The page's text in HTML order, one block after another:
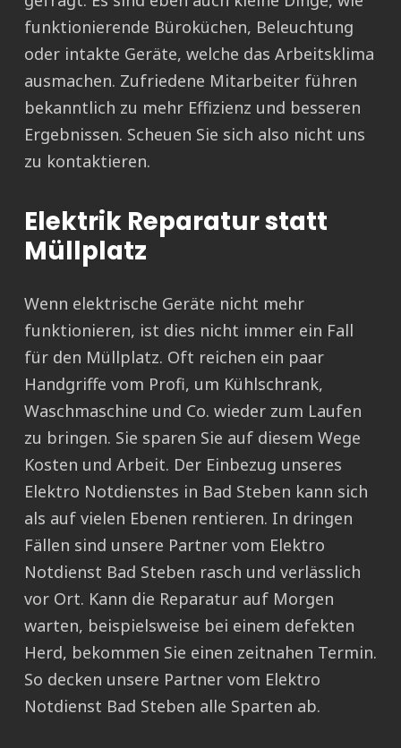
funktionierende Büroküchen, Beleuchtung
oder intakte Geräte, welche das Arbeitsklima
ausmachen. Zufriedene Mitarbeiter führen
bekanntlich zu mehr Effizienz und besseren
Ergebnissen. Scheuen Sie sich also nicht uns
zu kontaktieren.
Elektrik Reparatur statt
Müllplatz
Wenn elektrische Geräte nicht mehr
funktionieren, ist dies nicht immer ein Fall
für den Müllplatz. Oft reichen ein paar
Handgriffe vom Profi, um Kühlschrank,
Waschmaschine und Co. wieder zum Laufen
zu bringen. Sie sparen Sie auf diesem Wege
Kosten und Arbeit. Der Einbezug unseres
Elektro Notdienstes in Bad Steben kann sich
als auf vielen Ebenen rentieren. In dringen
Fällen sind unsere Partner vom Elektro
Notdienst Bad Steben rasch und verlässlich
vor Ort. Kann die Reparatur auf Morgen
warten, beispielsweise bei einem defekten
Herd, bekommen Sie einen zeitnahen Termin.
So decken unsere Partner vom Elektro
Notdienst Bad Steben alle Sparten ab.